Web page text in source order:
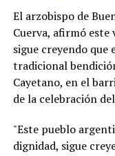
El arzobispo de
Cuerva, afirmó
sigue creyendo que
tradicional
Cayetano, en el
de la celebración
"Este pueblo
dignidad, sigue